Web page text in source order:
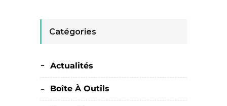
Catégories
Actualités
Boîte À Outils